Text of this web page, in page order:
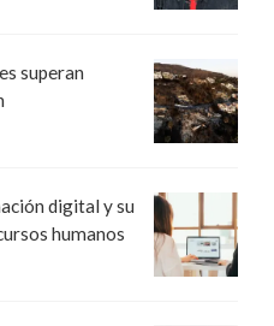
superan
digital y su
humanos